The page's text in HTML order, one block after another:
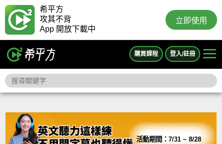
希平方
攻其不背
App 開放下載中
立即使用
購買課程 登入/註冊
活動期間：7/31 ~ 8/28